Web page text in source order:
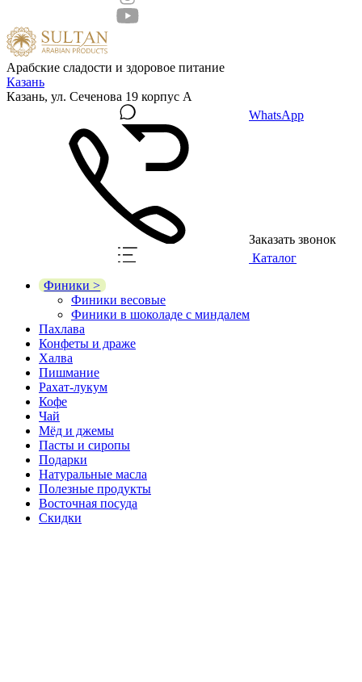
Арабские сладости и здоровое питание
Казань
Казань, ул. Сеченова 19 корпус А
WhatsApp
Заказать звонок
Каталог
Финики >
Финики весовые
Финики в шоколаде с миндалем
Пахлава
Конфеты и драже
Халва
Пишмание
Рахат-лукум
Кофе
Чай
Мёд и джемы
Пасты и сиропы
Подарки
Натуральные масла
Полезные продукты
Восточная посуда
Скидки